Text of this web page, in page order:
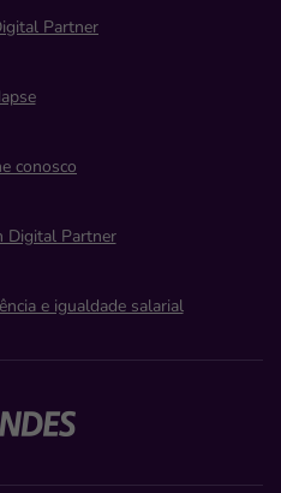
Partner
conosco
Digital Partner
e igualdade salarial